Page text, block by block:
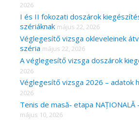
2026
I és II fokozati doszárok
szériáknak május 22, 2026
Véglegesítő vizsga okleveleinek
széria május 22, 2026
A véglegesítő vizsga doszárok
2026
Véglegesítő vizsga 2026 – adatok
2026
Tenis de masă- etapa NAȚIONALĂ
május 10, 2026